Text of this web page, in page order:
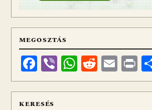
MEGOSZTÁS
Facebook
ViberWhatsApp
Reddit
KERESÉS